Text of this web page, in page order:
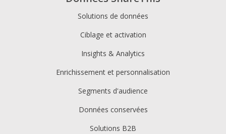
Solutions de données
Ciblage et activation
Insights & Analytics
Enrichissement et personnalisation
Segments d'audience
Données conservées
Solutions B2B